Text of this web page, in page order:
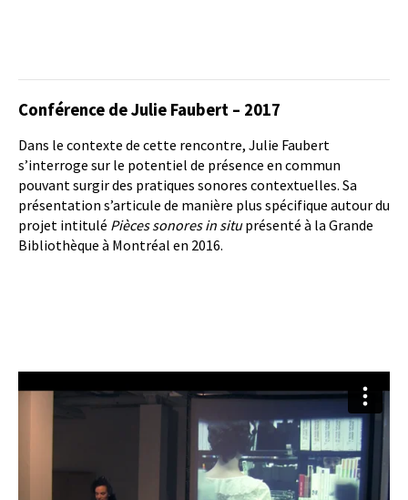
Conférence de Julie Faubert – 2017
Dans le contexte de cette rencontre, Julie Faubert
s’interroge sur le potentiel de présence en commun
pouvant surgir des pratiques sonores contextuelles. Sa
présentation s’articule de manière plus spécifique autour du
projet intitulé Pièces sonores in situprésenté à la Grande
Bibliothèque à Montréal en 2016.